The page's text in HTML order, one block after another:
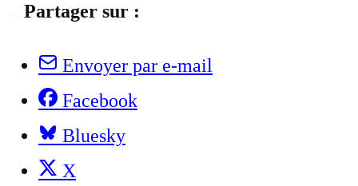
Partager sur :
Envoyer par e-mail
Facebook
Bluesky
X